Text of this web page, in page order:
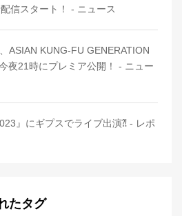
信スタート！ - ニュース
ASIAN KUNG-FU GENERATION
夜21時にプレミア公開！ - ニュー
』にギプスでライブ出演⁈ - レポ
たタグ